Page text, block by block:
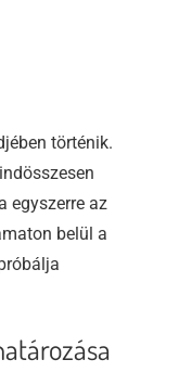
történik.
egyszerre az
belül a